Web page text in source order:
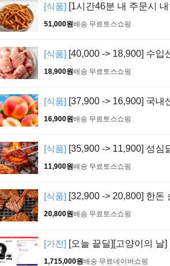
[식품] [1시간46분 내 주문시
51,000원배송 무료토스쇼핑
[식품] [40,000 -> 18,900] 수입
18,900원배송 무료토스쇼핑
[식품] [37,900 -> 16,900] 국내
16,900원배송 무료토스쇼핑
[식품] [35,900 -> 11,900] 성심
11,900원배송 무료토스쇼핑
[식품] [32,900 -> 20,800] 한돈
20,800원배송 무료토스쇼핑
[가전] [오늘 끝딜][고양이의 날
1,715,000원배송 무료네이버쇼핑